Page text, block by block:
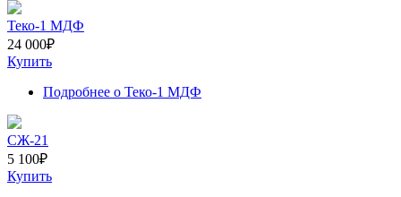
Теко-1 МДФ
24 000₽
Купить
Подробнее о Теко-1 МДФ
СЖ-21
5 100₽
Купить